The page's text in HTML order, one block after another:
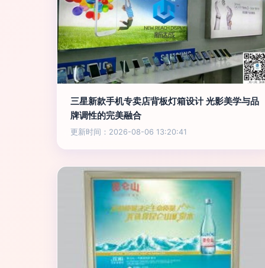
三星新款手机专卖店背板灯箱设计 光影美学与品
牌调性的完美融合
更新时间：2026-08-06 13:20:41